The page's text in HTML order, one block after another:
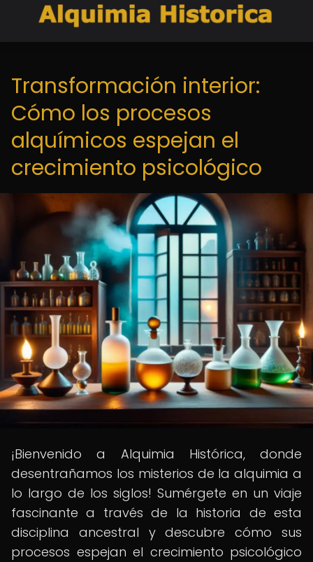
Transformación interior:
Cómo los procesos
alquímicos espejan el
crecimiento psicológico
¡Bienvenido a Alquimia Histórica, donde
desentrañamos los misterios de la alquimia a
lo largo de los siglos! Sumérgete en un viaje
fascinante a través de la historia de esta
disciplina ancestral y descubre cómo sus
procesos espejan el crecimiento psicológico